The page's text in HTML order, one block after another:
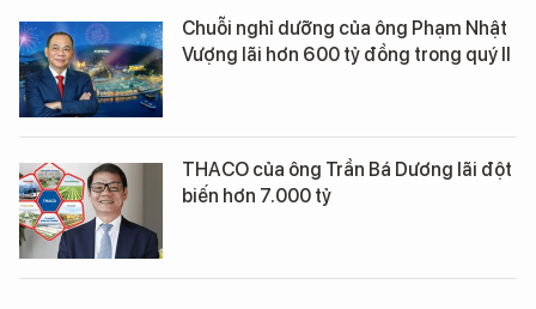
Chuỗi nghỉ dưỡng của ông Phạm Nhật
Vượng lãi hơn 600 tỷ đồng trong quý II
THACO của ông Trần Bá Dương lãi đột
biến hơn 7.000 tỷ